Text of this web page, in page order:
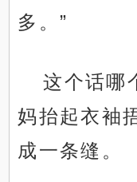
多。”
这个话哪
妈抬起衣袖
成一条缝。